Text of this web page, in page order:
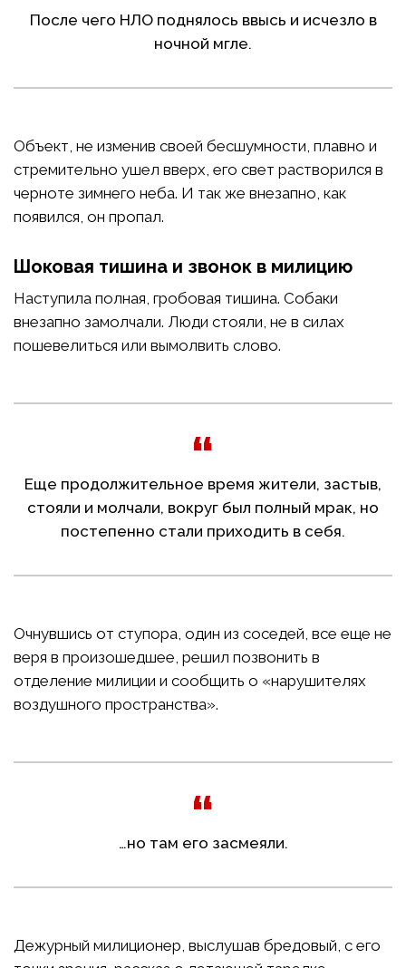
После чего НЛО поднялось ввысь и исчезло в
ночной мгле.
Объект, не изменив своей бесшумности, плавно и
стремительно ушел вверх, его свет растворился в
черноте зимнего неба. И так же внезапно, как
появился, он пропал.
Шоковая тишина и звонок в милицию
Наступила полная, гробовая тишина. Собаки
внезапно замолчали. Люди стояли, не в силах
пошевелиться или вымолвить слово.
Еще продолжительное время жители, застыв,
стояли и молчали, вокруг был полный мрак, но
постепенно стали приходить в себя.
Очнувшись от ступора, один из соседей, все еще не
веря в произошедшее, решил позвонить в
отделение милиции и сообщить о «нарушителях
воздушного пространства».
…но там его засмеяли.
Дежурный милиционер, выслушав бредовый, с его